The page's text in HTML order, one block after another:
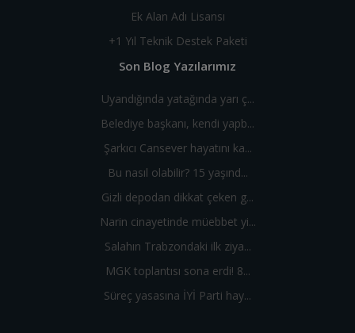
Ek Alan Adı Lisansı
+1 Yıl Teknik Destek Paketi
Son Blog Yazılarımız
Uyandığında yatağında yarı ç...
Belediye başkanı, kendi yapb...
Şarkıcı Cansever hayatını ka...
Bu nasıl olabilir? 15 yaşınd...
Gizli depodan dikkat çeken g...
Narin cinayetinde müebbet yi...
Salahın Trabzondaki ilk ziya...
MGK toplantısı sona erdi! 8...
Süreç yasasına İYİ Parti hay...